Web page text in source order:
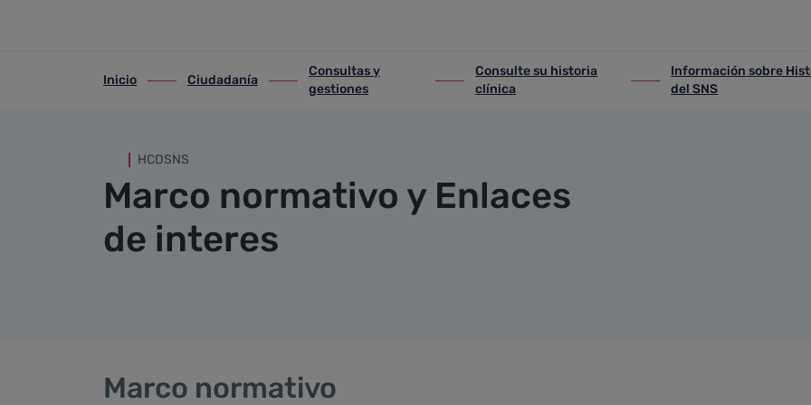
ir-a inicio
Inicio
ir-a Ciudadanía
Ciudadanía
ir-a Consultas y gestiones
Consultas y
gestiones
ir-a Consulte su historia clínica
Consulte su historia
clínica
ir-a Información sobre
Información sobre
del SNS
HCDSNS
Marco normativo y Enlaces
de interes
Marco normativo